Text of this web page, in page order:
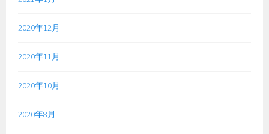
2020年12月
2020年11月
2020年10月
2020年8月